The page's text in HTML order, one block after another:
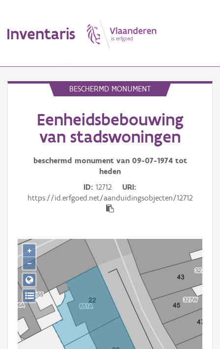
Inventaris
Erfgoedobject
Aanduidingsobject
Waarneming
Gebeurtenis
Downloads
Hergebruik
Aanmelden
BESCHERMD MONUMENT
Eenheidsbebouwing
van stadswoningen
beschermd monument van 09-07-1974tot
heden
ID 12712
URI
https://id.erfgoed.net/aanduidingsobjecten/12712
+
−